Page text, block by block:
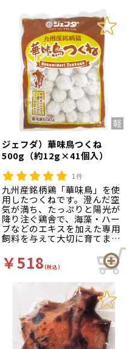
ジェフダ）華味鳥つくね
500g（約12g×41個入）
1件
九州産銘柄鶏「華味鳥」を使
用したつくねです。澄んだ空
気が満ち、たっぷりと陽光が
降り注ぐ鶏舎で、海藻・ハー
ブなどのエキスを加えた専用
飼料を与えて大切に育てまし
￥518(税込)